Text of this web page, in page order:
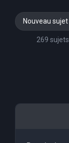
Nouveau sujet
269 sujets